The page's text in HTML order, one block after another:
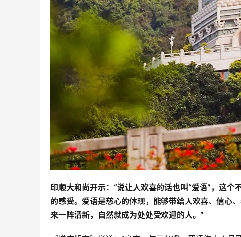
印顺大和尚开示：“说让人欢喜的话也叫“爱语”，这
的感受。爱语是慈心的体现，能够带给人欢喜、信心
来一阵清新，自然就成为处处受欢迎的人。”